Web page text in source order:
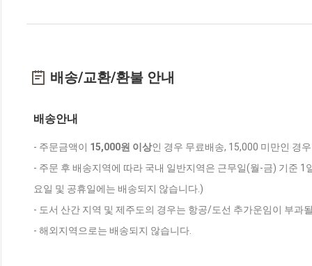
배송/교환/환불 안내
배송안내
- 주문금액이 15,000원 이상인 경우 무료배송, 15,000 미만인 경
- 주문 후 배송지역에 따라 국내 일반지역은 근무일(월-금) 기준
요일 및 공휴일에는 배송되지 않습니다.)
- 도서 산간 지역 및 제주도의 경우는 항공/도선 추가운임이 부과
- 해외지역으로는 배송되지 않습니다.